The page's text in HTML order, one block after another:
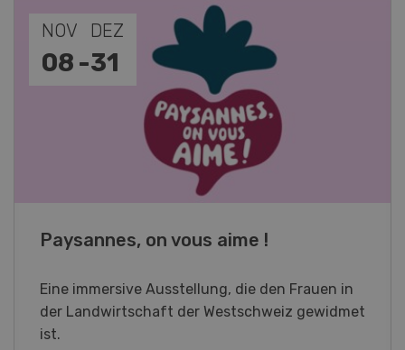
NOV
19 -
JAN
28
Fachkurs Aquakultur
Sind Sie in der Fischzucht tätig oder
interessieren Sie sich für das Thema? In
diesem Fall ist unser FBA-Weiterbildungskurs